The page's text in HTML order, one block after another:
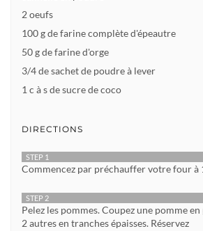
2 oeufs
100 g de farine complète d'épeautre
50 g de farine d'orge
3/4 de sachet de poudre à lever
1 c à s de sucre de coco
DIRECTIONS
STEP 1
Commencez par préchauffer votre four à
STEP 2
Pelez les pommes. Coupez une pomme
2 autres en tranches épaisses. Réservez